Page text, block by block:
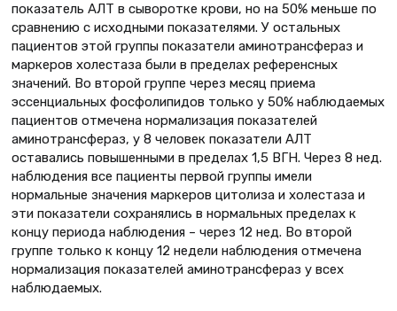
показатель АЛТ в сыворотке крови, но на 50% меньше по
сравнению с исходными показателями. У остальных
пациентов этой группы показатели аминотрансфераз и
маркеров холестаза были в пределах референсных
значений. Во второй группе через месяц приема
эссенциальных фосфолипидов только у 50% наблюдаемых
пациентов отмечена нормализация показателей
аминотрансфераз, у 8 человек показатели АЛТ
оставались повышенными в пределах 1,5 ВГН. Через 8 нед.
наблюдения все пациенты первой группы имели
нормальные значения маркеров цитолиза и холестаза и
эти показатели сохранялись в нормальных пределах к
концу периода наблюдения – через 12 нед. Во второй
группе только к концу 12 недели наблюдения отмечена
нормализация показателей аминотрансфераз у всех
наблюдаемых.